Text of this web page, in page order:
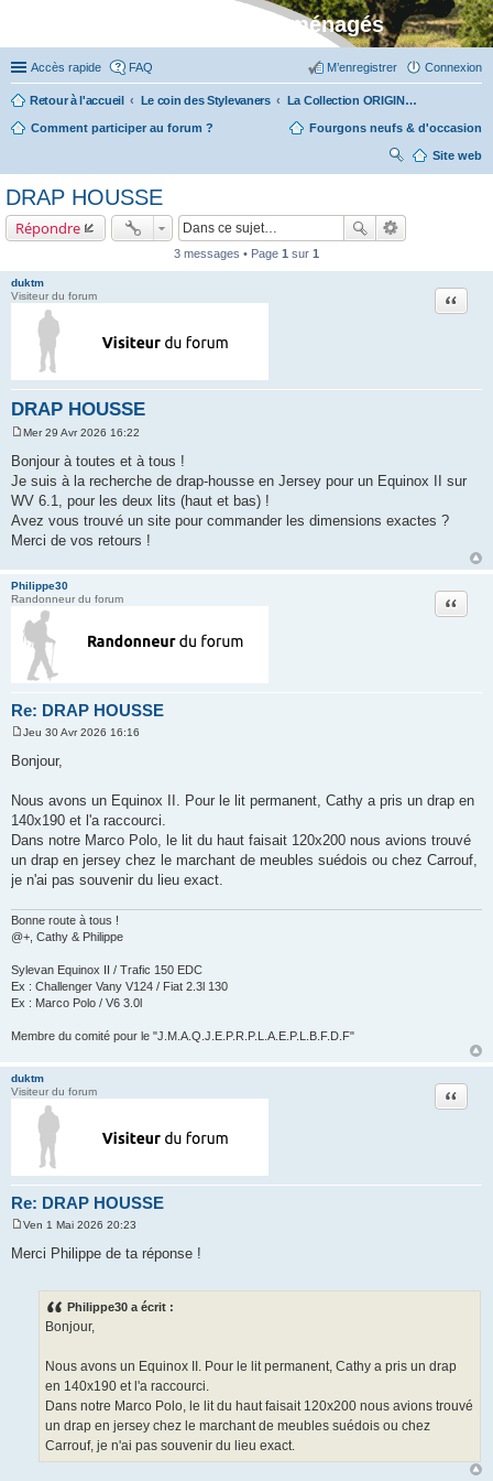
Stylevan - Vans aménagés
Accès rapide FAQ Connexion
M’enregistrer
Retour à l'accueil Le coin des Stylevaners La Collection ORIGIN (fabriquée dans notre atelier à Auxerre)
Comment participer au forum ? Fourgons neufs & d'occasion
Site web
ch
DRAP HOUSSE
Répondre
3 messages • Page 1 sur 1
duktm
Visiteur du forum
DRAP HOUSSE
Citation
s
s
a
g
e
Mer 29 Avr 2026 16:22
Bonjour à toutes et à tous !
Je suis à la recherche de drap-housse en Jersey pour un Equinox II sur
WV 6.1, pour les deux lits (haut et bas) !
Avez vous trouvé un site pour commander les dimensions exactes ?
Merci de vos retours !
Philippe30
Randonneur du forum
Re: DRAP HOUSSE
Citation
s
g
e
Jeu 30 Avr 2026 16:16
Bonjour,
Nous avons un Equinox II. Pour le lit permanent, Cathy a pris un drap en
140x190 et l'a raccourci.
Dans notre Marco Polo, le lit du haut faisait 120x200 nous avions trouvé
un drap en jersey chez le marchant de meubles suédois ou chez Carrouf,
je n'ai pas souvenir du lieu exact.
Bonne route à tous !
@+, Cathy & Philippe
Sylevan Equinox II / Trafic 150 EDC
Ex : Challenger Vany V124 / Fiat 2.3l 130
Ex : Marco Polo / V6 3.0l
Membre du comité pour le "J.M.A.Q.J.E.P.R.P.L.A.E.P.L.B.F.D.F"
duktm
Visiteur du forum
Re: DRAP HOUSSE
Citation
s
Ven 1 Mai 2026 20:23
Merci Philippe de ta réponse !
Philippe30 a écrit :
Bonjour,
Nous avons un Equinox II. Pour le lit permanent, Cathy a pris un drap
en 140x190 et l'a raccourci.
Dans notre Marco Polo, le lit du haut faisait 120x200 nous avions trouvé
un drap en jersey chez le marchant de meubles suédois ou chez
Carrouf, je n'ai pas souvenir du lieu exact.